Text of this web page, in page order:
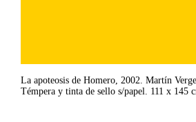
La apoteosis de Homero, 2002. Martín
Témpera y tinta de sello s/papel. 111 x 145